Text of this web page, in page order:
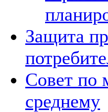
Защита
Совет по
среднему